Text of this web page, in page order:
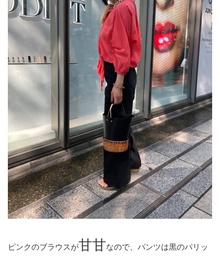
ピンクのブラウスが甘甘なので、パンツは黒のパリッ